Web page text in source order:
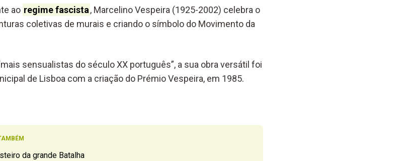
ao regime fascista, Marcelino Vespeira (1925-2002) celebra o
coletivas de murais e criando o símbolo do Movimento da
sensualistas do século XX português”, a sua obra versátil foi
de Lisboa com a criação do Prémio Vespeira, em 1985.
da grande Batalha